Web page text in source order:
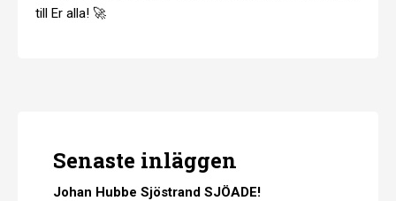
till Er alla! 🚀
Senaste inläggen
Johan Hubbe Sjöstrand SJÖADE!